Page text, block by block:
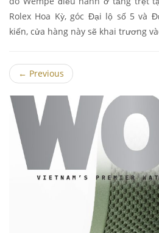
Rolex Hoa Kỳ, góc Đại lộ số 5 và
kiến, cửa hàng này sẽ khai trương
← Previous